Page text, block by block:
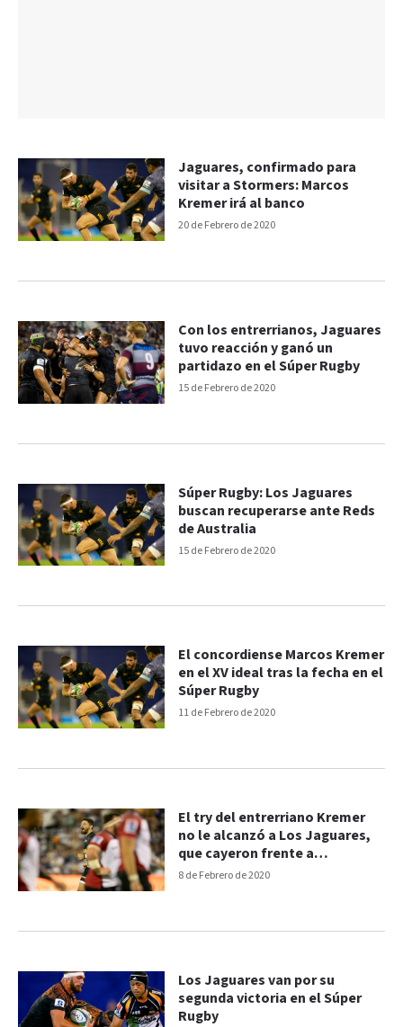
20 de Febrero de 2020
Jaguares, confirmado para
visitar a Stormers: Marcos
Kremer irá al banco
15 de Febrero de 2020
Con los entrerrianos, Jaguares
tuvo reacción y ganó un
partidazo en el Súper Rugby
15 de Febrero de 2020
Súper Rugby: Los Jaguares
buscan recuperarse ante Reds
de Australia
11 de Febrero de 2020
El concordiense Marcos Kremer
en el XV ideal tras la fecha en el
Súper Rugby
8 de Febrero de 2020
El try del entrerriano Kremer
no le alcanzó a Los Jaguares,
que cayeron frente a
Hurricanes
Los Jaguares van por su
segunda victoria en el Súper
Rugby